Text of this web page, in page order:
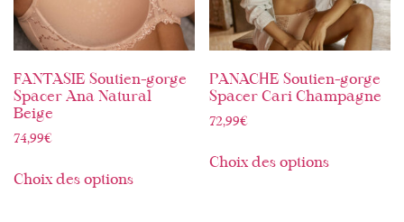
FANTASIE Soutien-gorge
Spacer Ana Natural
Beige
74,99€
Choix des options
PANACHE Soutien-gorge
Spacer Cari Champagne
72,99€
Choix des options